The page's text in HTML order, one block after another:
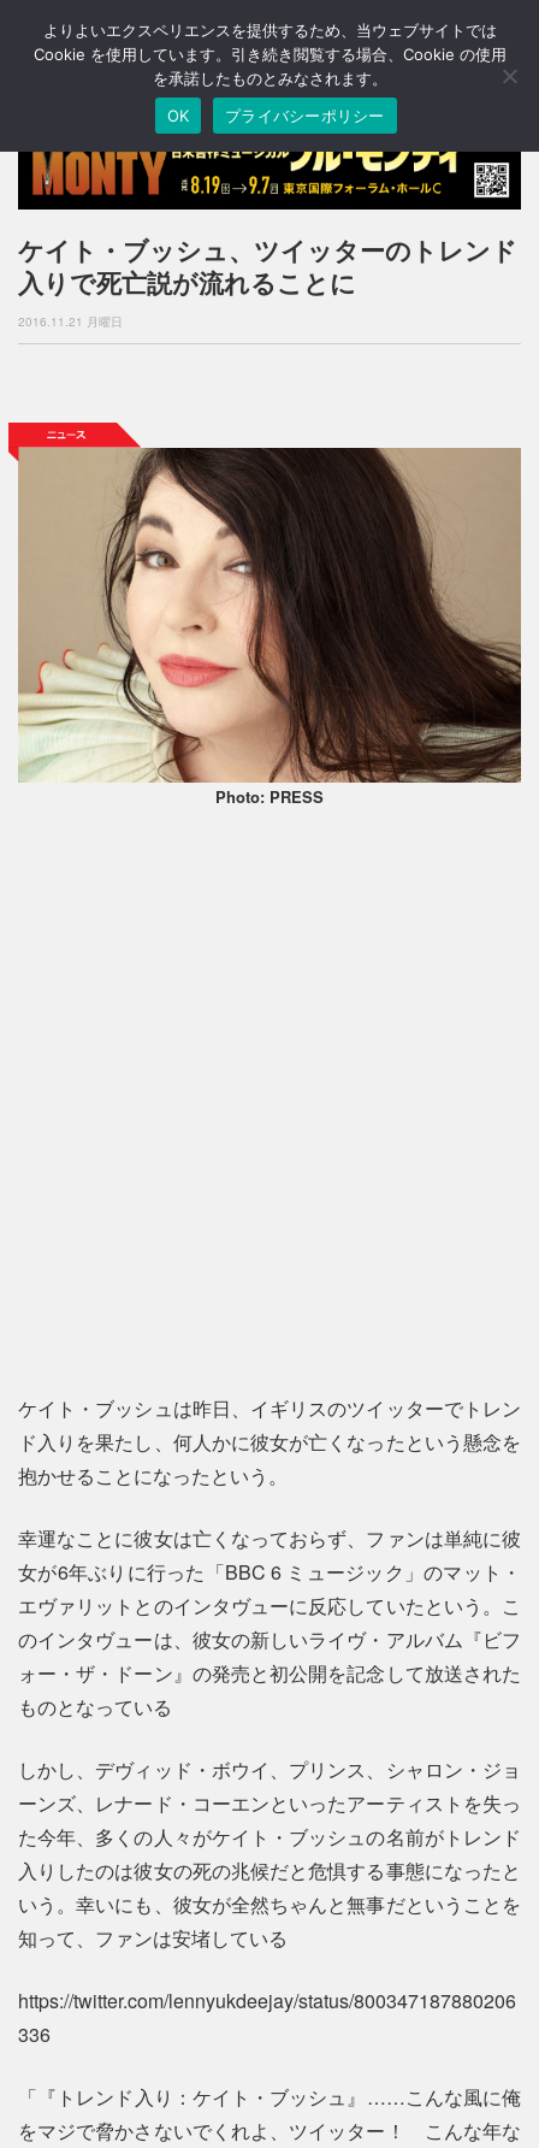
T
o
n
a
v
g
o
ケイト・ブッシュ、ツイッターのトレンド
入りで死亡説が流れることに
2016.11.21 月曜日
Photo: PRESS
ケイト・ブッシュは昨日、イギリスのツイッターでトレン
ド入りを果たし、何人かに彼女が亡くなったという懸念を
抱かせることになったという。
幸運なことに彼女は亡くなっておらず、ファンは単純に彼
女が6年ぶりに行った「BBC 6 ミュージック」のマット・
エヴァリットとのインタヴューに反応していたという。こ
のインタヴューは、彼女の新しいライヴ・アルバム『ビフ
ォー・ザ・ドーン』の発売と初公開を記念して放送された
ものとなっている
しかし、デヴィッド・ボウイ、プリンス、シャロン・ジョ
ーンズ、レナード・コーエンといったアーティストを失っ
た今年、多くの人々がケイト・ブッシュの名前がトレンド
入りしたのは彼女の死の兆候だと危惧する事態になったと
いう。幸いにも、彼女が全然ちゃんと無事だということを
知って、ファンは安堵している
https://twitter.com/lennyukdeejay/status/800347187880206
336
「『トレンド入り：ケイト・ブッシュ』……こんな風に俺
をマジで脅かさないでくれよ、ツイッター！ こんな年な
よりよいエクスペリエンスを提供するため、当ウェブサイトでは
Cookie を使用しています。引き続き閲覧する場合、Cookie の使用
を承諾したものとみなされます。
OK
プライバシーポリシー